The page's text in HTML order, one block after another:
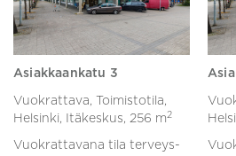
Asiakkaankatu 3
Vuokrattava, Toimistotila,
Helsinki, Itäkeskus, 256 m2
Vuokrattavana tila terveys-